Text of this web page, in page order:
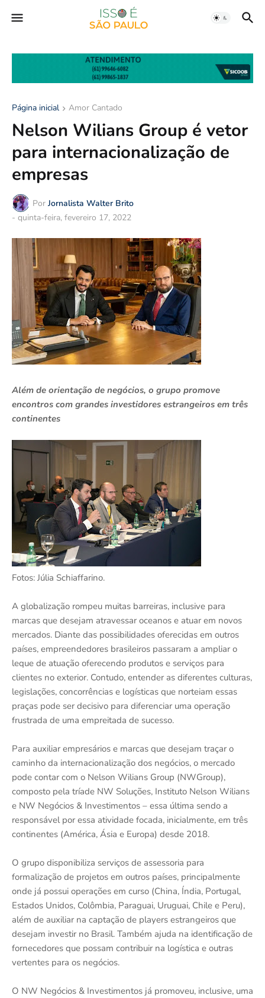
Página inicial Amor Cantado
Nelson Wilians Group é vetor
para internacionalização de
empresas
Por Jornalista Walter Brito
- quinta-feira, fevereiro 17, 2022
Além de orientação de negócios, o grupo promove
encontros com grandes investidores estrangeiros em três
continentes
Fotos: Júlia Schiaffarino.
A globalização rompeu muitas barreiras, inclusive para
marcas que desejam atravessar oceanos e atuar em novos
mercados. Diante das possibilidades oferecidas em outros
países, empreendedores brasileiros passaram a ampliar o
leque de atuação oferecendo produtos e serviços para
clientes no exterior. Contudo, entender as diferentes culturas,
legislações, concorrências e logísticas que norteiam essas
praças pode ser decisivo para diferenciar uma operação
frustrada de uma empreitada de sucesso.
Para auxiliar empresários e marcas que desejam traçar o
caminho da internacionalização dos negócios, o mercado
pode contar com o Nelson Wilians Group (NWGroup),
composto pela tríade NW Soluções, Instituto Nelson Wilians
e NW Negócios & Investimentos – essa última sendo a
responsável por essa atividade focada, inicialmente, em três
continentes (América, Ásia e Europa) desde 2018.
O grupo disponibiliza serviços de assessoria para
formalização de projetos em outros países, principalmente
onde já possui operações em curso (China, Índia, Portugal,
Estados Unidos, Colômbia, Paraguai, Uruguai, Chile e Peru),
além de auxiliar na captação de players estrangeiros que
desejam investir no Brasil. Também ajuda na identificação de
fornecedores que possam contribuir na logística e outras
vertentes para os negócios.
O NW Negócios & Investimentos já promoveu, inclusive, uma